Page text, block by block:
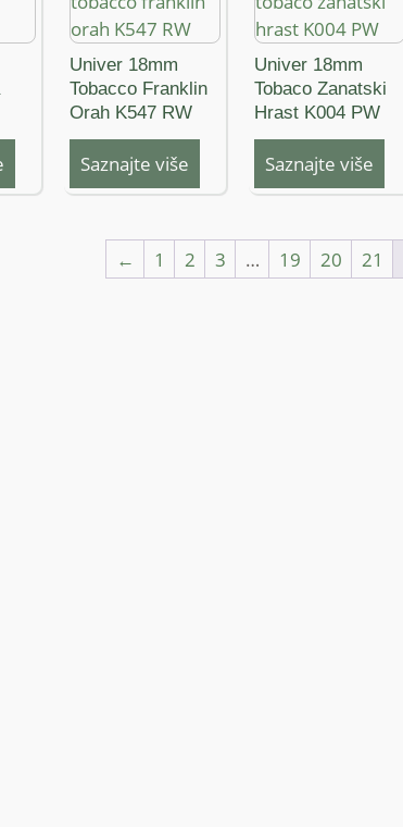
Univer 18mm
Tobacco Franklin
Orah K547 RW
Saznajte više
Univer 18mm
Tobaco Zanatski
Hrast K004 PW
Saznajte više
← 1 2 3 … 19 20 21